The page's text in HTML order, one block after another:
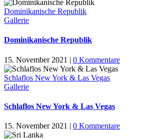
Dominikanische Republik
Gallerie
Dominikanische Republik
15. November 2021 | 0 Kommentare
Schlaflos New York & Las Vegas
Gallerie
Schlaflos New York & Las Vegas
15. November 2021 | 0 Kommentare